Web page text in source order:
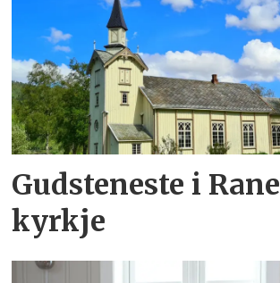
Gudsteneste i
kyrkje